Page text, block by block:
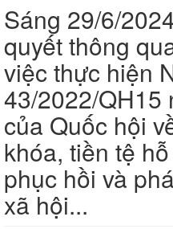
Sáng 29/6/
quyết thông
việc thực hiện
43/2022/QH15
của Quốc hội
khóa, tiền tệ
phục hồi và
xã hội...